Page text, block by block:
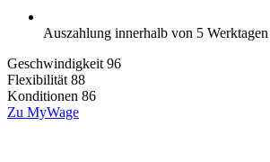
Auszahlung innerhalb von 5 Werktagen
Geschwindigkeit 96
Flexibilität 88
Konditionen 86
Zu MyWage